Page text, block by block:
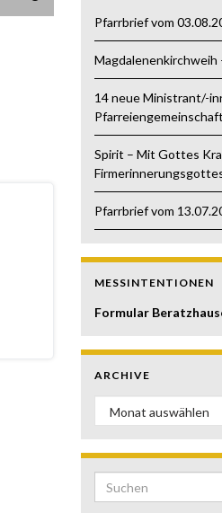
Pfarrbrief vom
14 neue Ministrant/-
Pfarreiengemeinschaft
Spirit – Mit Gottes
Pfarrbrief vom
MESSINTENTIONEN
Formular
ARCHIVE
Archive
Search for: